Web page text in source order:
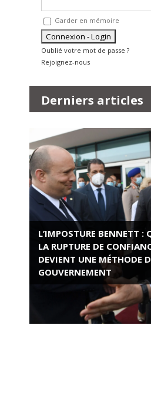
Garder en mémoire
Oublié votre mot de passe ?
Rejoignez-nous
Derniers articles
L’IMPOSTURE BENNETT :
LA RUPTURE DE
DEVIENT UNE MÉTHODE
GOUVERNEMENT
ROSE VALLAND, HEROÏNE
RESISTANCE FRANÇAISE